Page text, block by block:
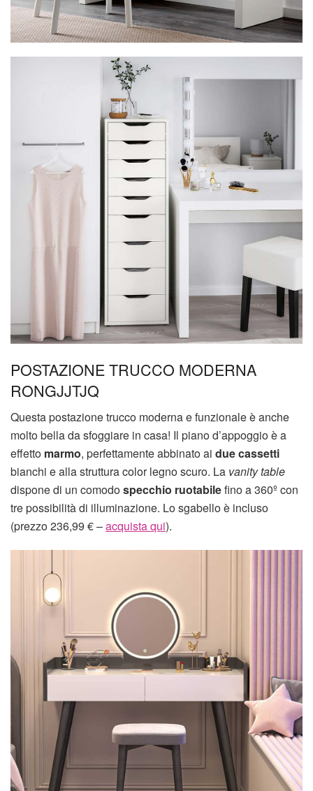
POSTAZIONE TRUCCO MODERNA
RONGJJTJQ
Questa postazione trucco moderna e funzionale è anche
molto bella da sfoggiare in casa! Il piano d’appoggio è a
effetto marmo, perfettamente abbinato ai due cassetti
bianchi e alla struttura color legno scuro. La vanity table
dispone di un comodospecchio ruotabilefino a 360º con
tre possibilità di illuminazione. Lo sgabello è incluso
(prezzo 236,99 € –acquista qui).